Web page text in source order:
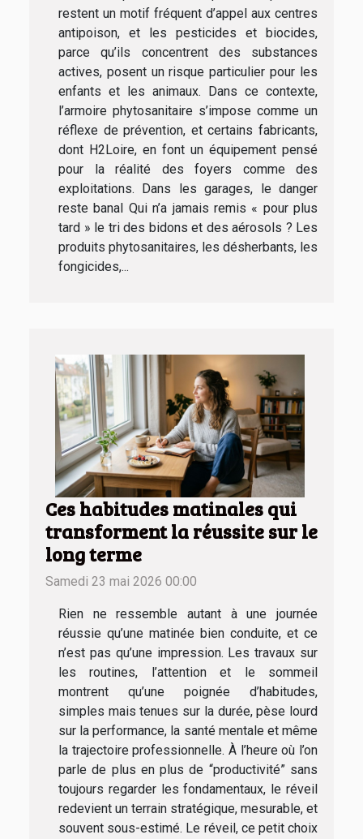
restent un motif fréquent d’appel aux centres
antipoison, et les pesticides et biocides,
parce qu’ils concentrent des substances
actives, posent un risque particulier pour les
enfants et les animaux. Dans ce contexte,
l’armoire phytosanitaire s’impose comme un
réflexe de prévention, et certains fabricants,
dont H2Loire, en font un équipement pensé
pour la réalité des foyers comme des
exploitations. Dans les garages, le danger
reste banal Qui n’a jamais remis « pour plus
tard » le tri des bidons et des aérosols ? Les
produits phytosanitaires, les désherbants, les
fongicides,...
Ces habitudes matinales qui
transforment la réussite sur le
long terme
Samedi 23 mai 2026 00:00
Rien ne ressemble autant à une journée
réussie qu’une matinée bien conduite, et ce
n’est pas qu’une impression. Les travaux sur
les routines, l’attention et le sommeil
montrent qu’une poignée d’habitudes,
simples mais tenues sur la durée, pèse lourd
sur la performance, la santé mentale et même
la trajectoire professionnelle. À l’heure où l’on
parle de plus en plus de “productivité” sans
toujours regarder les fondamentaux, le réveil
redevient un terrain stratégique, mesurable, et
souvent sous-estimé. Le réveil, ce petit choix